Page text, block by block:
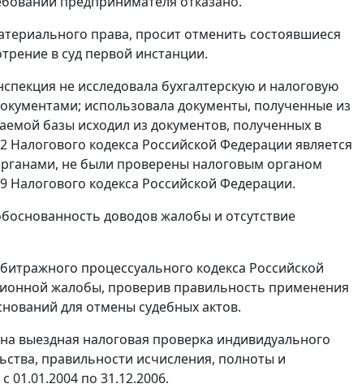
права, просит отменить состоявшиеся
в суд первой инстанции.
не исследовала бухгалтерскую и налоговую
использовала документы, полученные из
базы исходил из документов, полученных в
Налогового кодекса Российской Федерации является
не были проверены налоговым органом
Налогового кодекса Российской Федерации.
доводов жалобы и отсутствие
процессуального кодекса Российской
жалобы, проверив правильность применения
для отмены судебных актов.
выездная налоговая проверка индивидуального
, правильности исчисления, полноты и
по 31.12.2006.